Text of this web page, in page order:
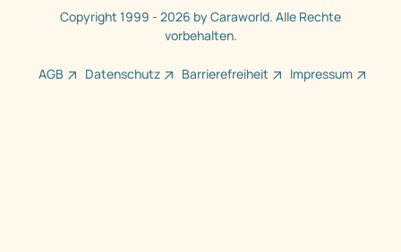
Copyright 1999 - 2026 by Caraworld. Alle Rechte
vorbehalten.
AGB Datenschutz Barrierefreiheit Impressum